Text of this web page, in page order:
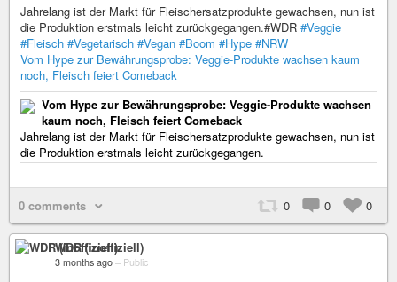
Jahrelang ist der Markt für Fleischersatzprodukte gewachsen, nun ist
die Produktion erstmals leicht zurückgegangen.#WDR #Veggie
#Fleisch #Vegetarisch #Vegan #Boom #Hype #NRW
Vom Hype zur Bewährungsprobe: Veggie-Produkte wachsen kaum
noch, Fleisch feiert Comeback
Vom Hype zur Bewährungsprobe: Veggie-Produkte wachsen
kaum noch, Fleisch feiert Comeback
Jahrelang ist der Markt für Fleischersatzprodukte gewachsen, nun ist
die Produktion erstmals leicht zurückgegangen.
0 comments 0 0 0
WDR (inoffiziell)
3 months ago – Public